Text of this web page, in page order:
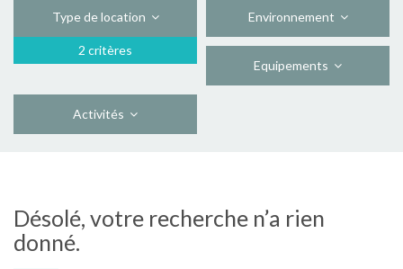
Type de location
2 critères
Environnement
Equipements
Activités
Désolé, votre recherche n’a rien
donné.